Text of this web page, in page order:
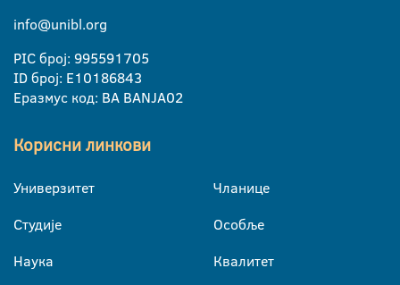
info@unibl.org
PIC број: 995591705
ID број: E10186843
Еразмус код: BA BANJA02
Корисни линкови
Универзитет
Студије
Наука
Чланице
Особље
Квалитет